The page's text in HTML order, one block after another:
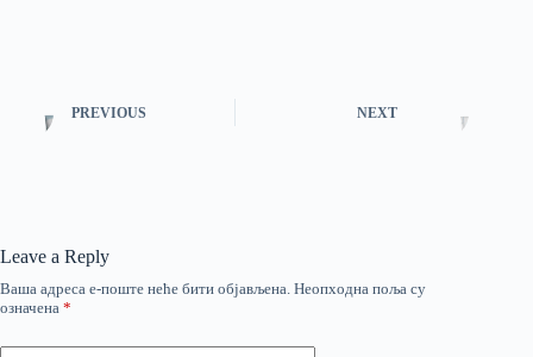
PREVIOUS NEXT
Leave a Reply
Ваша адреса е-поште неће бити објављена. Неопходна поља су
означена *